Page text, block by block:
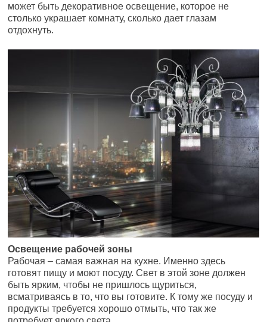
может быть декоративное освещение, которое не
столько украшает комнату, сколько дает глазам
отдохнуть.
Освещение рабочей зоны
Рабочая – самая важная на кухне. Именно здесь
готовят пищу и моют посуду. Свет в этой зоне должен
быть ярким, чтобы не пришлось щуриться,
всматриваясь в то, что вы готовите. К тому же посуду и
продукты требуется хорошо отмыть, что так же